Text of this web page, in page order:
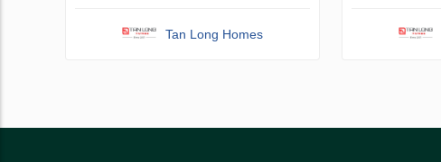
Tan Long Homes